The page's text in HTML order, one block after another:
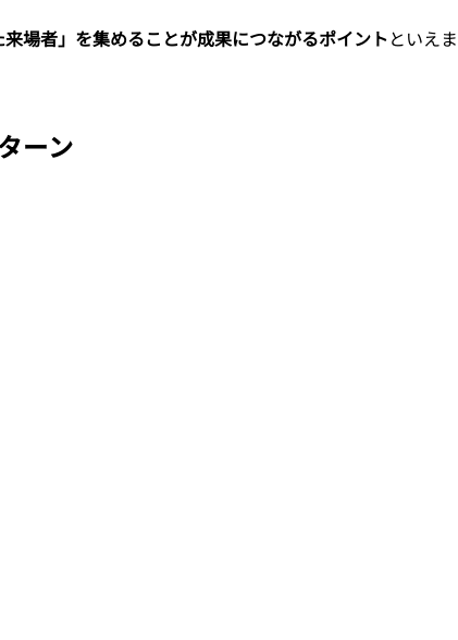
来場者」を集めることが成果につながるポイントといえま
ーン